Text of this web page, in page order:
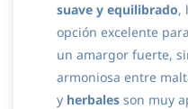
suave y equilibrado,
opción excelente
un amargor fuerte,
armoniosa entre
y herbales son muy